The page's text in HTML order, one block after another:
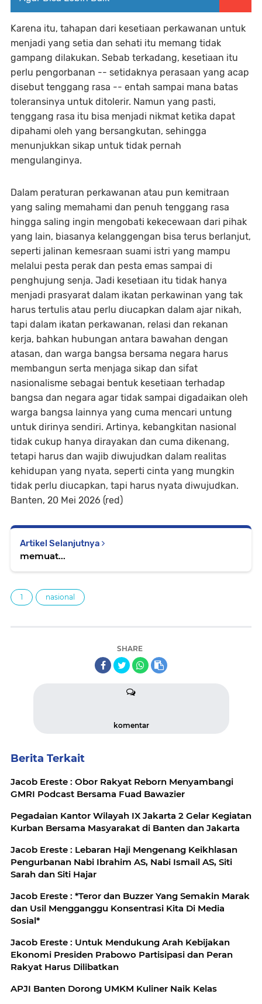
Karena itu, tahapan dari kesetiaan perkawanan untuk
menjadi yang setia dan sehati itu memang tidak
gampang dilakukan. Sebab terkadang, kesetiaan itu
perlu pengorbanan -- setidaknya perasaan yang acap
disebut tenggang rasa -- entah sampai mana batas
toleransinya untuk ditolerir. Namun yang pasti,
tenggang rasa itu bisa menjadi nikmat ketika dapat
dipahami oleh yang bersangkutan, sehingga
menunjukkan sikap untuk tidak pernah
mengulanginya.
Dalam peraturan perkawanan atau pun kemitraan
yang saling memahami dan penuh tenggang rasa
hingga saling ingin mengobati kekecewaan dari pihak
yang lain, biasanya kelanggengan bisa terus berlanjut,
seperti jalinan kemesraan suami istri yang mampu
melalui pesta perak dan pesta emas sampai di
penghujung senja. Jadi kesetiaan itu tidak hanya
menjadi prasyarat dalam ikatan perkawinan yang tak
harus tertulis atau perlu diucapkan dalam ajar nikah,
tapi dalam ikatan perkawanan, relasi dan rekanan
kerja, bahkan hubungan antara bawahan dengan
atasan, dan warga bangsa bersama negara harus
membangun serta menjaga sikap dan sifat
nasionalisme sebagai bentuk kesetiaan terhadap
bangsa dan negara agar tidak sampai digadaikan oleh
warga bangsa lainnya yang cuma mencari untung
untuk dirinya sendiri. Artinya, kebangkitan nasional
tidak cukup hanya dirayakan dan cuma dikenang,
tetapi harus dan wajib diwujudkan dalam realitas
kehidupan yang nyata, seperti cinta yang mungkin
tidak perlu diucapkan, tapi harus nyata diwujudkan.
Banten, 20 Mei 2026 (red)
Artikel Selanjutnya
memuat...
1 nasional
SHARE
komentar
Berita Terkait
Jacob Ereste : Obor Rakyat Reborn Menyambangi
GMRI Podcast Bersama Fuad Bawazier
Pegadaian Kantor Wilayah IX Jakarta 2 Gelar Kegiatan
Kurban Bersama Masyarakat di Banten dan Jakarta
Jacob Ereste : Lebaran Haji Mengenang Keikhlasan
Pengurbanan Nabi Ibrahim AS, Nabi Ismail AS, Siti
Sarah dan Siti Hajar
Jacob Ereste : *Teror dan Buzzer Yang Semakin Marak
dan Usil Mengganggu Konsentrasi Kita Di Media
Sosial*
Jacob Ereste : Untuk Mendukung Arah Kebijakan
Ekonomi Presiden Prabowo Partisipasi dan Peran
Rakyat Harus Dilibatkan
APJI Banten Dorong UMKM Kuliner Naik Kelas